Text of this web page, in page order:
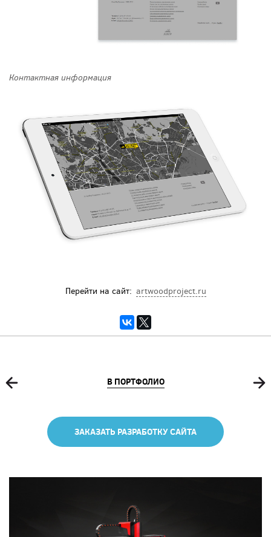
Контактная информация
Перейти на сайт: artwoodproject.ru
В ПОРТФОЛИО
ЗАКАЗАТЬ РАЗРАБОТКУ САЙТА